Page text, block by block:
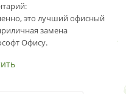
это лучший офисный
замена
Офису.